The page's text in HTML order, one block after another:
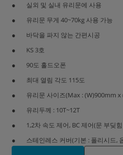
실외 및 실내 유리문에 사용
유리문 무게 40~70kg 사용 가능
바닥을 파지 않는 간편시공
KS 3호
90도 홀드오폰
최대 열림 각도 115도
유리문 사이즈(Max : (W)900mm
유리두께 : 10T~12T
1,2차 속도 제어, BC 제어(문 부딪
스테인레스 커버(기본 : 폴리시드,